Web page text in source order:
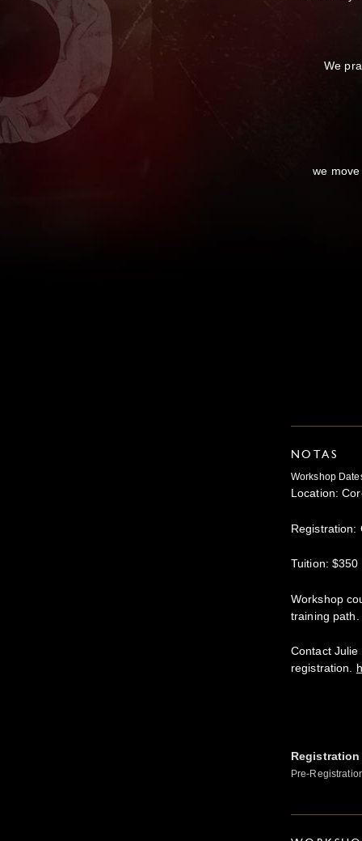
We
we
NOTAS
Workshop
Location:
Registration:
Tuition:
Workshop
training path.
Contact
registration.
Pre-